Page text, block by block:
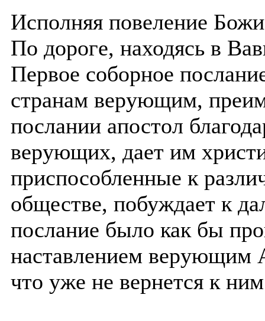
Исполняя повеление
По дороге, находясь в
Первое соборное
странам верующим,
послании апостол
верующих, дает им
приспособленные к
обществе, побуждает к
послание было как бы
наставлением верующим
что уже не вернется к